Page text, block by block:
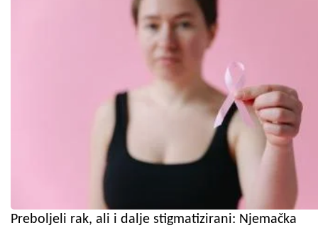
Preboljeli rak, ali i dalje stigmatizirani: Njemačka